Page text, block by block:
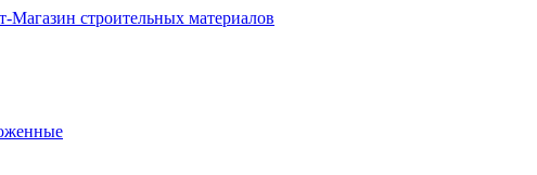
Магазин строительных материалов